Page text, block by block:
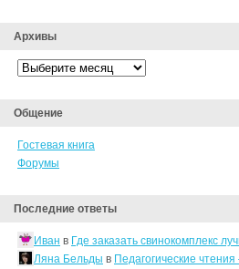
Архивы
Архивы
Общение
Гостевая книга
Форумы
Последние ответы
Иван в Где заказать свинокомплекс
Ляна Бельды в Педагогические